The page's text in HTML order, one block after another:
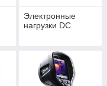
Электронные
нагрузки DC